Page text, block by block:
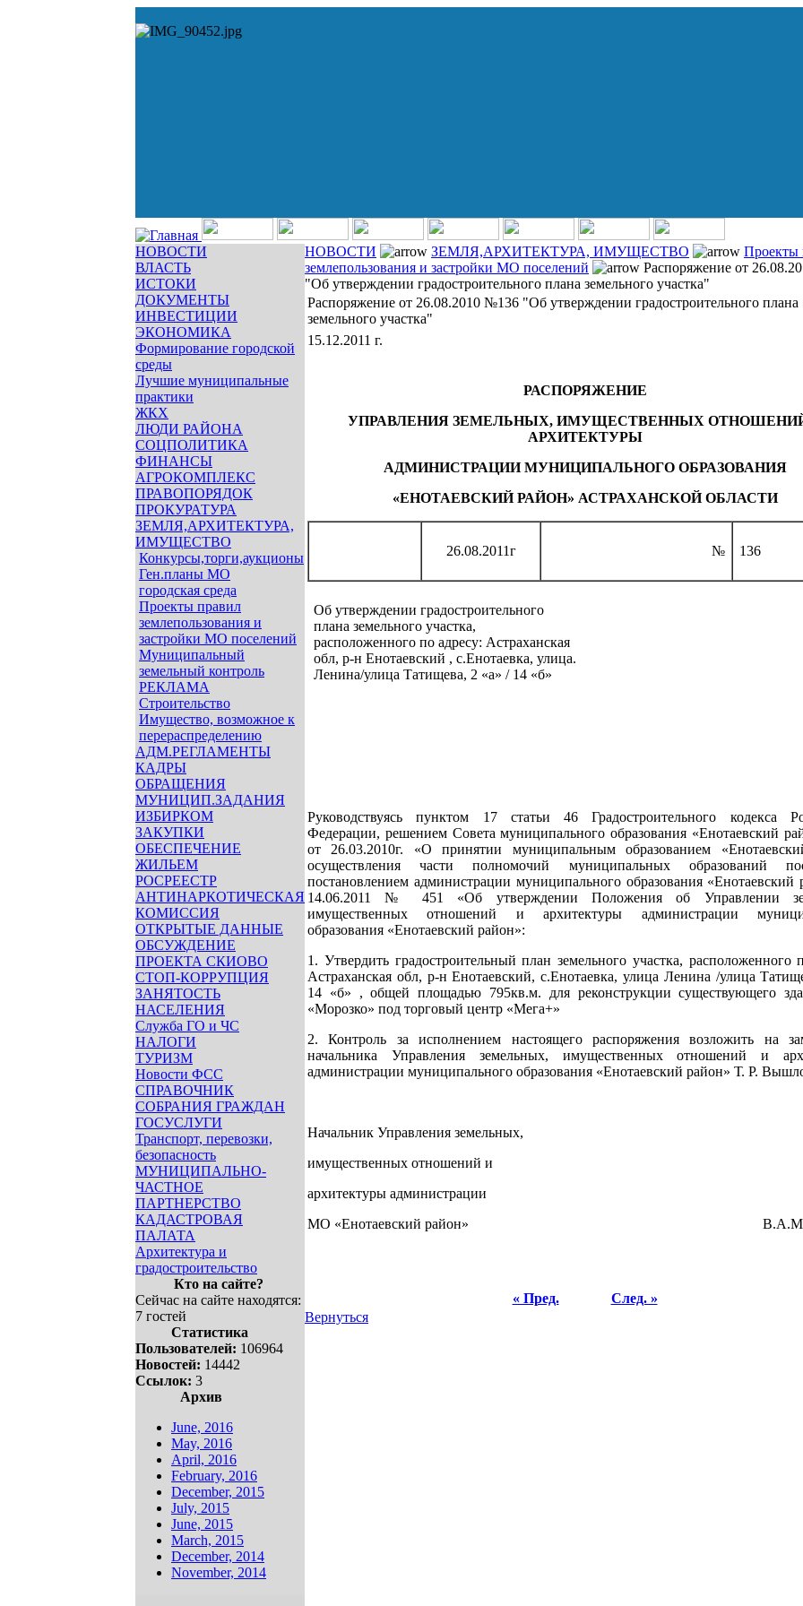
НОВОСТИ
ВЛАСТЬ
ИСТОКИ
ДОКУМЕНТЫ
ИНВЕСТИЦИИ
ЭКОНОМИКА
Формирование городской
среды
Лучшие муниципальные
практики
ЖКХ
ЛЮДИ РАЙОНА
СОЦПОЛИТИКА
ФИНАНСЫ
АГРОКОМПЛЕКС
ПРАВОПОРЯДОК
ПРОКУРАТУРА
ЗЕМЛЯ,АРХИТЕКТУРА,
ИМУЩЕСТВО
Конкурсы,торги,аукционы
Ген.планы МО
городская среда
Проекты правил
землепользования и
застройки МО поселений
Муниципальный
земельный контроль
РЕКЛАМА
Строительство
Имущество, возможное к
перераспределению
АДМ.РЕГЛАМЕНТЫ
КАДРЫ
ОБРАЩЕНИЯ
МУНИЦИП.ЗАДАНИЯ
ИЗБИРКОМ
ЗАКУПКИ
ОБЕСПЕЧЕНИЕ
ЖИЛЬЕМ
РОСРЕЕСТР
АНТИНАРКОТИЧЕСКАЯ
КОМИССИЯ
ОТКРЫТЫЕ ДАННЫЕ
ОБСУЖДЕНИЕ
ПРОЕКТА СКИОВО
СТОП-КОРРУПЦИЯ
ЗАНЯТОСТЬ
НАСЕЛЕНИЯ
Служба ГО и ЧС
НАЛОГИ
ТУРИЗМ
Новости ФСС
СПРАВОЧНИК
СОБРАНИЯ ГРАЖДАН
ГОСУСЛУГИ
Транспорт, перевозки,
безопасность
МУНИЦИПАЛЬНО-
ЧАСТНОЕ
ПАРТНЕРСТВО
КАДАСТРОВАЯ
ПАЛАТА
Архитектура и
градостроительство
Кто на сайте?
Сейчас на сайте находятся:
7 гостей
Статистика
Пользователей: 106964
Новостей: 14442
Ссылок: 3
Архив
June, 2016
May, 2016
April, 2016
February, 2016
December, 2015
July, 2015
June, 2015
March, 2015
December, 2014
November, 2014
НОВОСТИ ЗЕМЛЯ,АРХИТЕКТУРА, ИМУЩЕСТВО
Проекты
землепользования и застройки МО поселений
Распоряжение от
"Об утверждении градостроительного плана земельного участка"
Распоряжение от 26.08.2010 №136 "Об утверждении градостроительного плана
земельного участка"
15.12.2011 г.
РАСПОРЯЖЕНИЕ
УПРАВЛЕНИЯ ЗЕМЕЛЬНЫХ, ИМУЩЕСТВЕННЫХ
АРХИТЕКТУРЫ
АДМИНИСТРАЦИИ МУНИЦИПАЛЬНОГО ОБРАЗОВАНИЯ
«ЕНОТАЕВСКИЙ РАЙОН» АСТРАХАНСКОЙ ОБЛАСТИ
26.08.2011г № 136
Об утверждении градостроительного
плана земельного участка,
расположенного по адресу: Астраханская
обл, р-н Енотаевский , с.Енотаевка, улица.
Ленина/улица Татищева, 2 «а» / 14 «б»
Руководствуясь пунктом 17 статьи 46 Градостроительного кодекса
Федерации, решением Совета муниципального образования «Енотаевский
от 26.03.2010г. «О принятии муниципальным образованием
осуществления части полномочий муниципальных образований
постановлением администрации муниципального образования «Енотаевский
14.06.2011 № 451 «Об утверждении Положения об Управлении
имущественных отношений и архитектуры администрации
образования «Енотаевский район»:
1. Утвердить градостроительный план земельного участка, расположенного
Астраханская обл, р-н Енотаевский, с.Енотаевка, улица Ленина /улица
14 «б» , общей площадью 795кв.м. для реконструкции существующего
«Морозко» под торговый центр «Мега+»
2. Контроль за исполнением настоящего распоряжения возложить на
начальника Управления земельных, имущественных отношений и
администрации муниципального образования «Енотаевский район» Т. Р.
Начальник Управления земельных,
имущественных отношений и
архитектуры администрации
МО «Енотаевский район»
« Пред.
След. »
Вернуться